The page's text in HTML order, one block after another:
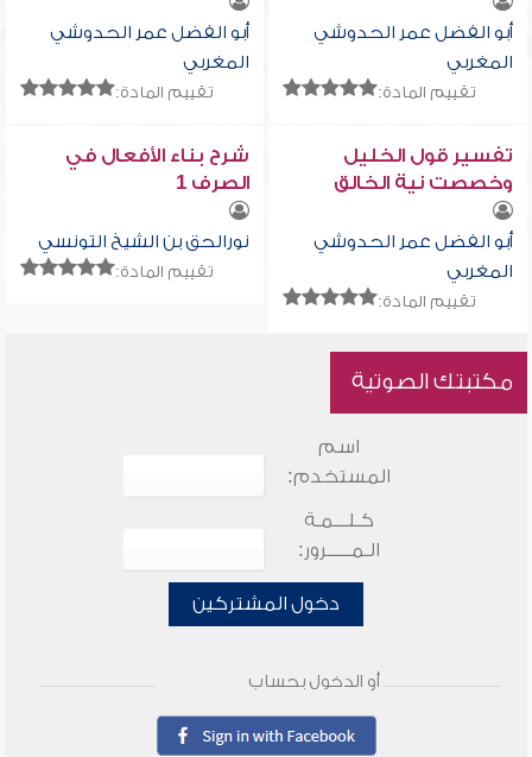
أبو الفضل عمر الحدوشي
المغربي
تقييم المادة:
أبو الفضل عمر الحدوشي
المغربي
تقييم المادة:
تفسير قول الخليل
وخصصت نية الخالق
أبو الفضل عمر الحدوشي
المغربي
تقييم المادة:
شرح بناء الأفعال في
الصرف 1
نورالحق بن الشيخ التونسي
تقييم المادة:
مكتبتك الصوتية
اسم
المستخدم:
كـلـــمـة
الـمـــــرور:
دخول المشتركين
أو الدخول بحساب